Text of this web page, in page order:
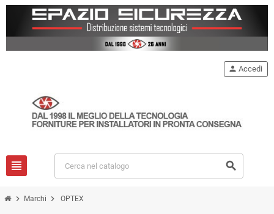
view_headline search
person Accedi
chevron_right Marchi chevron_right OPTEX